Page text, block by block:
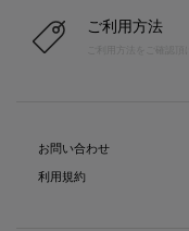
ご利用方法
お問い合わせ
利用規約